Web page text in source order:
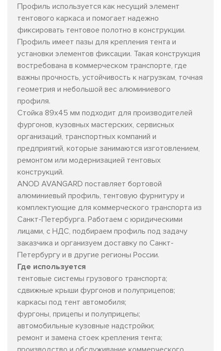
Профиль используется как несущий элемент
тентового каркаса и помогает надежно
фиксировать тентовое полотно в конструкции.
Профиль имеет пазы для крепления тента и
установки элементов фиксации. Такая конструкция
востребована в коммерческом транспорте, где
важны прочность, устойчивость к нагрузкам, точная
геометрия и небольшой вес алюминиевого
профиля.
Стойка 89х45 мм подходит для производителей
фургонов, кузовных мастерских, сервисных
организаций, транспортных компаний и
предприятий, которые занимаются изготовлением,
ремонтом или модернизацией тентовых
конструкций.
ANOD AVANGARD поставляет бортовой
алюминиевый профиль, тентовую фурнитуру и
комплектующие для коммерческого транспорта из
Санкт-Петербурга. Работаем с юридическими
лицами, с НДС, подбираем профиль под задачу
заказчика и организуем доставку по Санкт-
Петербургу и в другие регионы России.
Где используется
тентовые системы грузового транспорта;
сдвижные крыши фургонов и полуприцепов;
каркасы под тент автомобиля;
фургоны, прицепы и полуприцепы;
автомобильные кузовные надстройки;
ремонт и замена стоек крепления тента;